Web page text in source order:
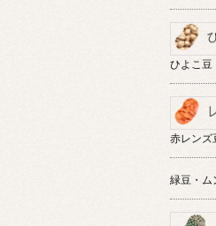
ひよこ豆
赤レンズ
緑豆・ム